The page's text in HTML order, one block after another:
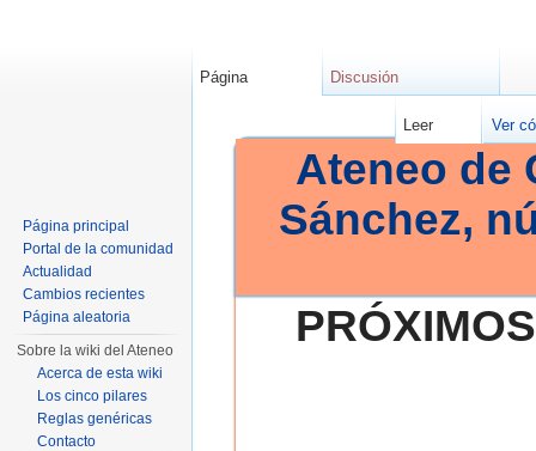
Ateneo de
Sánchez,
Página Discusión
Leer Ver
Página principal
Portal de la comunidad
Actualidad
Cambios recientes
Página aleatoria
Sobre la wiki del Ateneo
Acerca de esta wiki
Los cinco pilares
Reglas genéricas
Contacto